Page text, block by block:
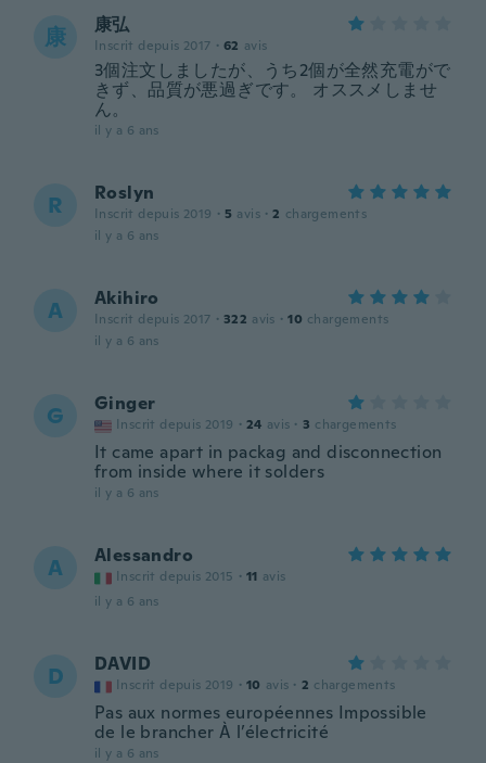
康 康弘
Inscrit depuis 2017 · 62 avis
3個注文しましたが、うち2個が全然充電がで
きず、品質が悪過ぎです。 オススメしませ
ん。
il y a 6 ans
R Roslyn
Inscrit depuis 2019 · 5 avis · 2 chargements
il y a 6 ans
A Akihiro
Inscrit depuis 2017 · 322 avis · 10 chargements
il y a 6 ans
G Ginger
Inscrit depuis 2019 · 24 avis · 3 chargements
It came apart in packag and disconnection
from inside where it solders
il y a 6 ans
A Alessandro
Inscrit depuis 2015 · 11 avis
il y a 6 ans
D DAVID
Inscrit depuis 2019 · 10 avis · 2 chargements
Pas aux normes européennes Impossible
de le brancher À l’électricité
il y a 6 ans